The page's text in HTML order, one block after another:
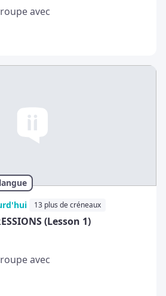
avec
13 plus de créneaux
IDIOMATIC EXPRESSIONS (Lesson 1)
avec